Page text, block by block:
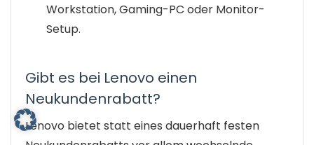
Workstation, Gaming-PC oder Monitor-
Setup.
Gibt es bei Lenovo einen
Neukundenrabatt?
Lenovo bietet statt eines dauerhaft festen